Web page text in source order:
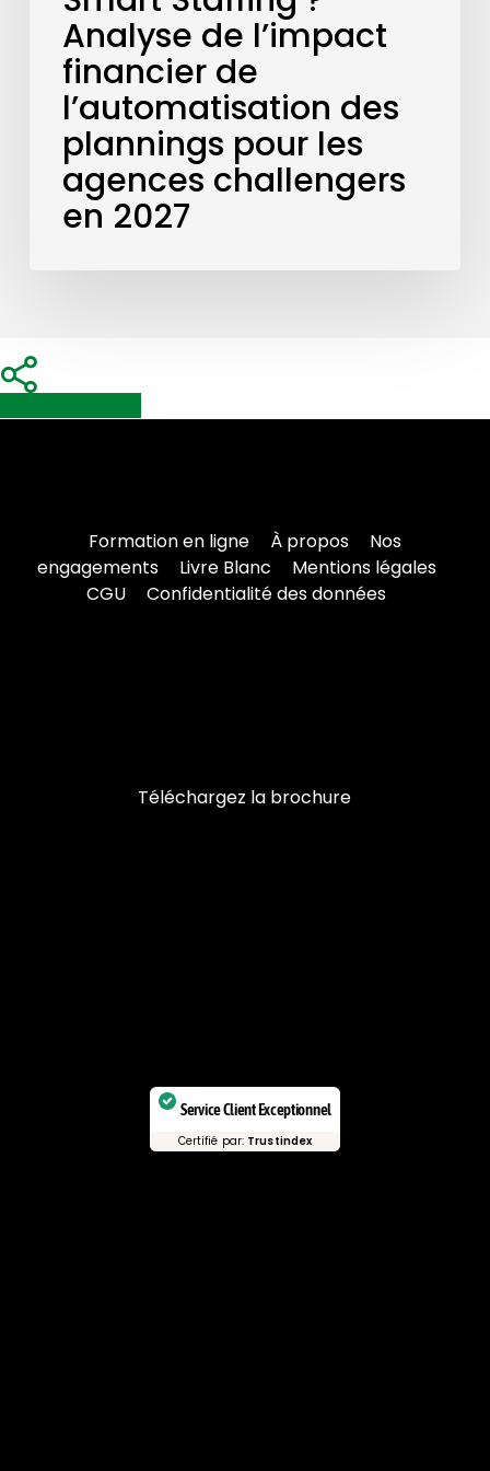
agences
challengers
2027
Analyse de l’impact
financier de
l’automatisation des
plannings pour les
agences challengers
en 2027
Share
Formation en ligne À propos
Nos
engagements
Livre Blanc
Mentions légales
CGU
Confidentialité des données
Téléchargez la brochure
Service Client Exceptionnel
Certifié par: Trustindex